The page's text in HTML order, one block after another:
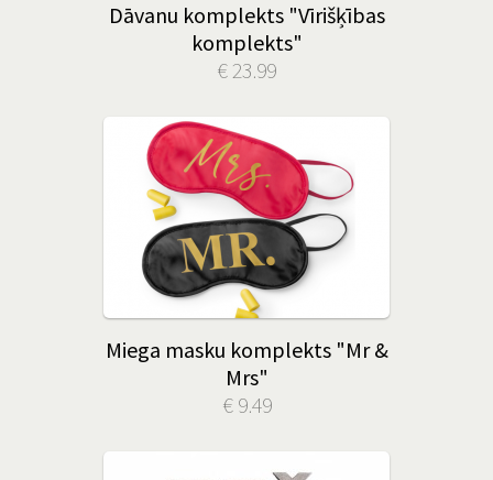
Dāvanu komplekts "Vīrišķības
komplekts"
€ 23.99
Miega masku komplekts "Mr &
Mrs"
€ 9.49